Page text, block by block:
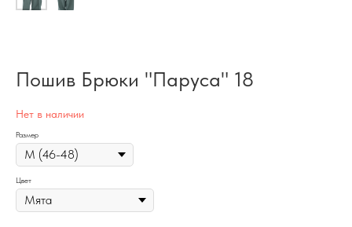
Пошив Брюки "Паруса" 18
Нет в наличии
Размер
Цвет